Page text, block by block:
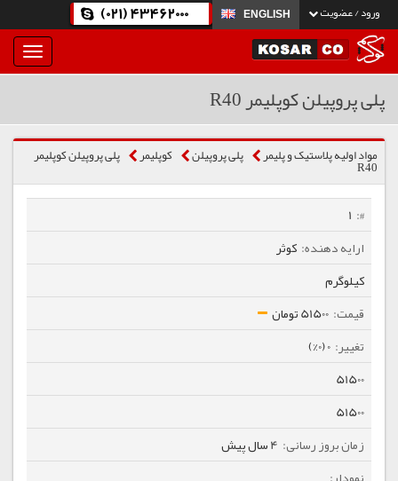
ورود / عضویت ENGLISH
(021) 43462000
بار
و
پلی پروپیلن کوپلیمر R40
مواد اولیه پلاستیک و پلیمر پلی پروپیلن كوپلیمر پلی پروپیلن کوپلیمر
R40
1
کوثر
کیلوگرم
51500 تومان
0 (0%)
51500
51500
4 سال پیش